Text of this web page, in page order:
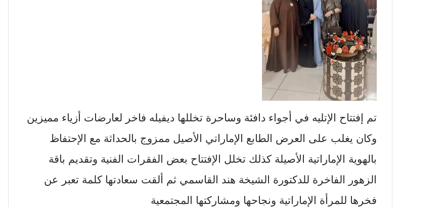
تم إفتتاح الإتليه في أجواء دافئة وساحرة تخللها ديفيله فاخر لعارضات أزياء مميزين
وكان يغلب على العرض الطابع الإماراتي الأصيل ممزوج بالحداثة مع الإحتفاظ
بالهوية الإماراتية الأصيلة كذلك تخلل الإفتتاح بعض الفقرات الفنية وتقديم باقة
الزهور الفاخرة للدكتورة الشيخة هند القاسمي ثم ألقت سعادتها كلمة تعبر عن
فخرها للمرأة الإماراتية ونجاحها ومشاركتها المجتمعية